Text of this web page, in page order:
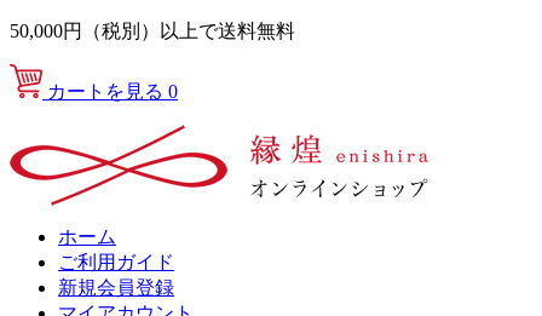
50,000円（税別）以上で送料無料
カートを見る 0
ホーム
ご利用ガイド
新規会員登録